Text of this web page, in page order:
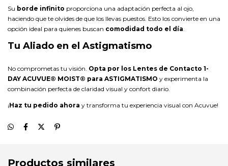
Su borde infinito proporciona una adaptación perfecta al ojo,
haciendo que te olvides de que los llevas puestos. Esto los convierte en una
opción ideal para quienes buscan comodidad todo el día
Tu Aliado en el Astigmatismo
No comprometas tu visión. Opta por los Lentes de Contacto 1-
DAY ACUVUE® MOIST® para ASTIGMATISMO y experimenta la
combinación perfecta de claridad visual y confort diario.
¡Haz tu pedido ahora y transforma tu experiencia visual con Acuvue!
Productos similares